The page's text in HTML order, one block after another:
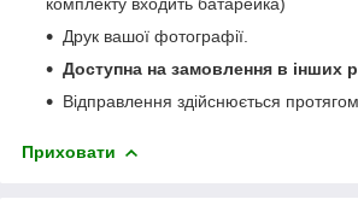
Друк вашої фотографії.
Доступна на замовлення в інших
Відправлення здійснюється протягом
Приховати